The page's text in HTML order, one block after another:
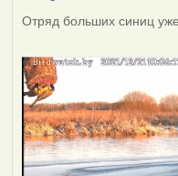
Отряд больших синиц